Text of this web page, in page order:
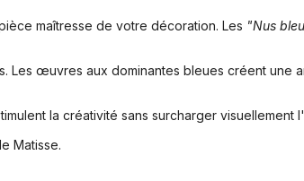
maîtresse de votre décoration. Les "Nus
Les œuvres aux dominantes bleues créent une
la créativité sans surcharger visuellement
Matisse.